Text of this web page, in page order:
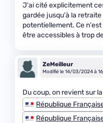
J'ai cité explicitement
gardée jusqu'à la
potentiellement. Ce
être accessibles à trop
ZeMeilleur
Modifié le 14/03/2024 à
Du coup, on revient sur
République
République